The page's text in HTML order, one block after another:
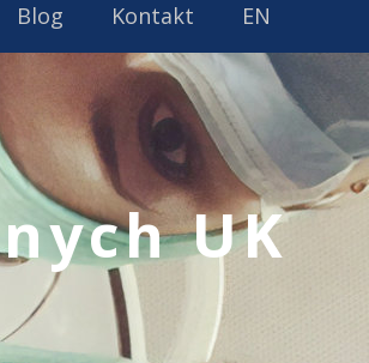
Blog Kontakt EN
UK